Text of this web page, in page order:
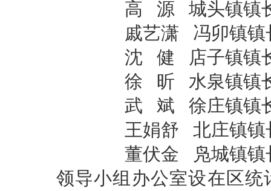
高 源 城头镇镇
戚艺潇 冯卯镇镇
沈 健 店子镇镇
徐 昕 水泉镇镇
武 斌 徐庄镇镇
王娟舒 北庄镇镇
董伏金 凫城镇镇
领导小组办公室设在区